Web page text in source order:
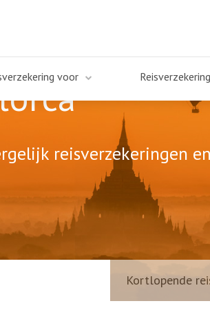
voor
reisverzekeringen
Kortlopende